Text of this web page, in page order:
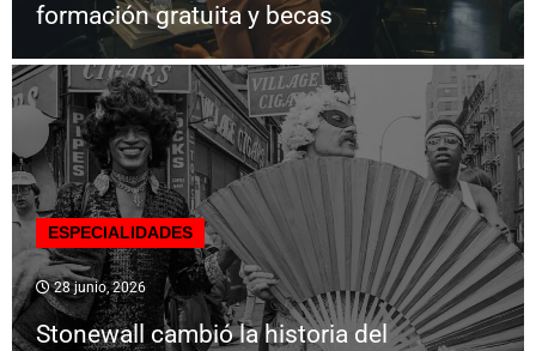
formación gratuita y becas
ESPECIALIDADES
28 junio, 2026
Stonewall cambió la historia del